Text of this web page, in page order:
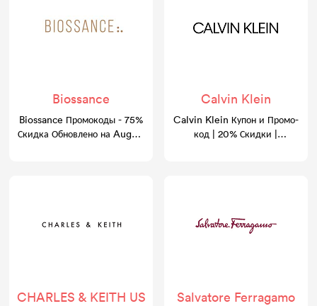
Biossance
Biossance Промокоды - 75%
Скидка Обновлено на August
Calvin Klein
Calvin Klein Купон и Промо-
код | 20% Скидки |
CHARLES & KEITH US Salvatore Ferragamo